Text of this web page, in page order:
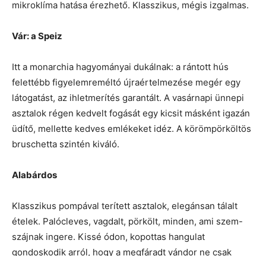
mikroklíma hatása érezhető. Klasszikus, mégis izgalmas.
Vár: a Speiz
Itt a monarchia hagyományai dukálnak: a rántott hús
felettébb figyelemreméltó újraértelmezése megér egy
látogatást, az ihletmerítés garantált. A vasárnapi ünnepi
asztalok régen kedvelt fogását egy kicsit másként igazán
üdítő, mellette kedves emlékeket idéz. A körömpörköltös
bruschetta szintén kiváló.
Alabárdos
Klasszikus pompával terített asztalok, elegánsan tálalt
ételek. Palócleves, vagdalt, pörkölt, minden, ami szem-
szájnak ingere. Kissé ódon, kopottas hangulat
gondoskodik arról, hogy a megfáradt vándor ne csak